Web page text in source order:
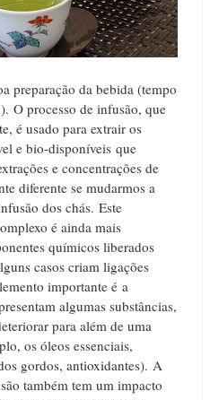
preparação da bebida (tempo
O processo de infusão, que
é usado para extrair os
e bio-disponíveis que
e concentrações de
diferente se mudarmos a
dos chás. Este
é ainda mais
químicos liberados
casos criam ligações
importante é a
algumas substâncias,
para além de uma
os óleos essenciais,
gordos, antioxidantes). A
também tem um impacto